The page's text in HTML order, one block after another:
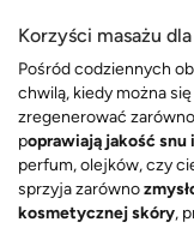
Korzyści masażu
Pośród codziennych
chwilą, kiedy można
zregenerować zarówno
poprawiają jakość snu
perfum, olejków, czy
sprzyja zarówno
kosmetycznej skóry,